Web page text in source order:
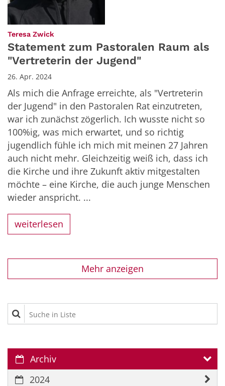
Teresa Zwick
Statement zum Pastoralen Raum als
"Vertreterin der Jugend"
26. Apr. 2024
Als mich die Anfrage erreichte, als "Vertreterin
der Jugend" in den Pastoralen Rat einzutreten,
war ich zunächst zögerlich. Ich wusste nicht so
100%ig, was mich erwartet, und so richtig
jugendlich fühle ich mich mit meinen 27 Jahren
auch nicht mehr. Gleichzeitig weiß ich, dass ich
die Kirche und ihre Zukunft aktiv mitgestalten
möchte – eine Kirche, die auch junge Menschen
wieder anspricht. ...
weiterlesen
Mehr anzeigen
Suche in Liste
Archiv
2024